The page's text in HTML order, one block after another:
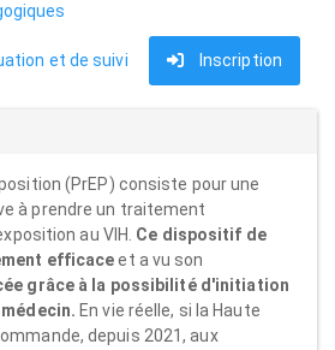
et de suivi Inscription
(PrEP) consiste pour une
à prendre un traitement
au VIH. Ce dispositif de
efficaceet a vu son
grâce à la possibilité d'initiation
En vie réelle, si la Haute
depuis 2021, aux